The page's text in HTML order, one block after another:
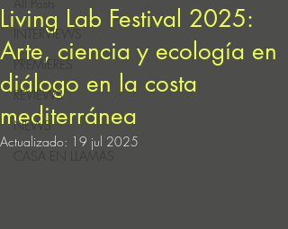
INTERVIEWS
PREMIERES
REVIEWS
NEWS
CASA EN LLAMAS
Living Lab Festival 2025:
Arte, ciencia y ecología en
diálogo en la costa
mediterránea
Actualizado: 19 jul 2025